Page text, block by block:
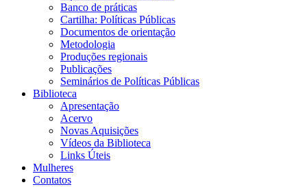
Banco de práticas
Cartilha: Políticas Públicas
Documentos de orientação
Metodologia
Produções regionais
Publicações
Seminários de Políticas Públicas
Biblioteca
Apresentação
Acervo
Novas Aquisições
Vídeos da Biblioteca
Links Úteis
Mulheres
Contatos